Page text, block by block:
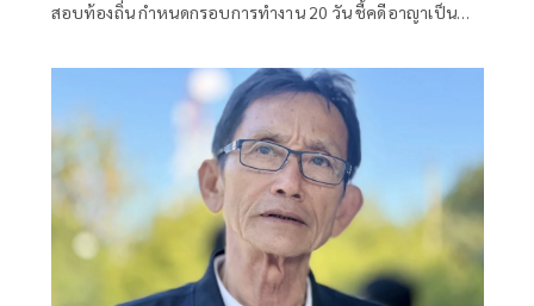
สอบท้องถิ่น กำหนดกรอบการทำงาน 20 วัน ชี้คดีอาญาเป็น